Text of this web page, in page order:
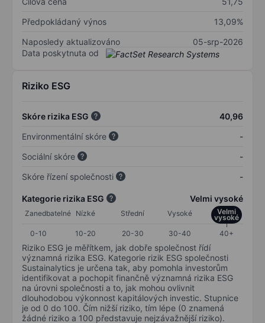
Předpokládaný výnos
13,09%
Naposledy aktualizováno
05-srp-2026
Data poskytnuta od
Riziko ESG
Skóre rizika ESG
40,96
Environmentální skóre
-
Sociální skóre
-
Skóre řízení společnosti
-
Kategorie rizika ESG Velmi vysoké
Zanedbatelné Nízké Střední Vysoké Velmi
vysoké
0-10
10-20 20-30 30-40 40+
Riziko ESG je měřítkem, jak dobře společnost řídí
významná rizika ESG. Kategorie rizik ESG společnosti
Sustainalytics je určena tak, aby pomohla investorům
identifikovat a pochopit finančně významná rizika ESG
na úrovni společnosti a to, jak mohou ovlivnit
dlouhodobou výkonnost kapitálových investic. Stupnice
je od 0 do 100. Čím nižší riziko, tím lépe (0 znamená
žádné riziko a 100 představuje nejzávažnější riziko).